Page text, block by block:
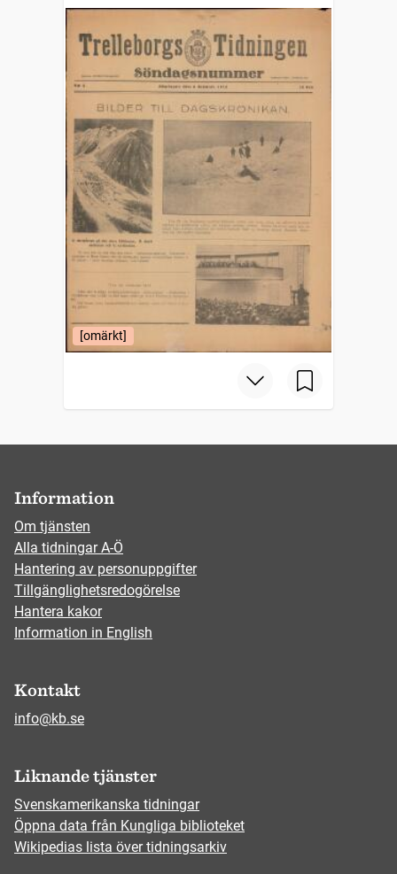
[omärkt]
Information
Om tjänsten
Alla tidningar A-Ö
Hantering av personuppgifter
Tillgänglighetsredogörelse
Hantera kakor
Information in English
Kontakt
info@kb.se
Liknande tjänster
Svenskamerikanska tidningar
Öppna data från Kungliga biblioteket
Wikipedias lista över tidningsarkiv